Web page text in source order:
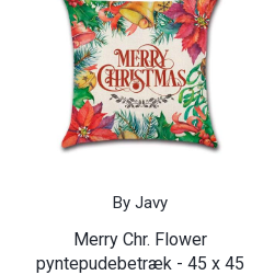
By Javy
Merry Chr. Flower
pyntepudebetræk - 45 x 45